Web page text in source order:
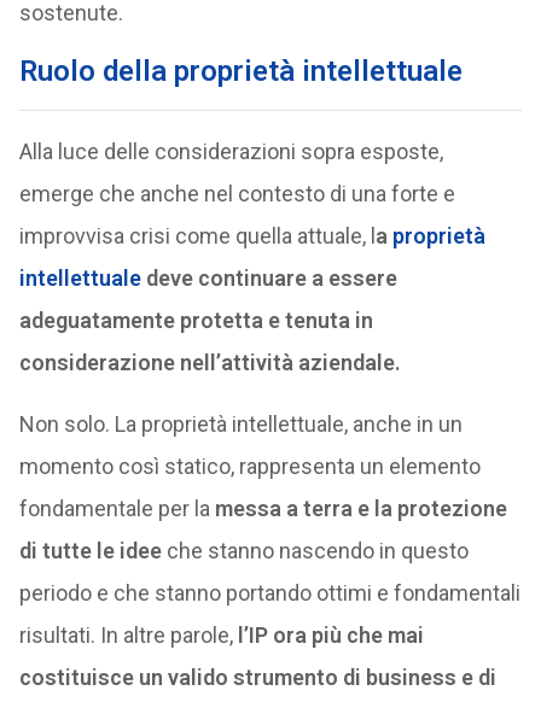
sostenute.
Ruolo della proprietà intellettuale
Alla luce delle considerazioni sopra esposte,
emerge che anche nel contesto di una forte e
improvvisa crisi come quella attuale, l a proprietà
intellettualedeve continuare a essere
adeguatamente protetta e tenuta in
considerazione nell’attività aziendale.
Non solo. La proprietà intellettuale, anche in un
momento così statico, rappresenta un elemento
fondamentale per la messa a terra e la protezione
di tutte le ideeche stanno nascendo in questo
periodo e che stanno portando ottimi e fondamentali
risultati. In altre parole, l’IP ora più che mai
costituisce un valido strumento di business e di